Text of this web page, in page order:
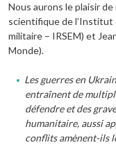
Nous aurons le plaisir
scientifique de l’Institut
militaire – IRSEM) et
Monde).
Les guerres en
entraînent de
défendre et des
humanitaire, aussi
conflits amènent-ils